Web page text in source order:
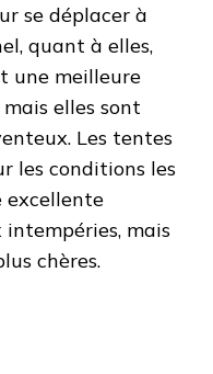
se déplacer à
quant à elles,
une meilleure
elles sont
Les tentes
les conditions les
excellente
mais
chères.